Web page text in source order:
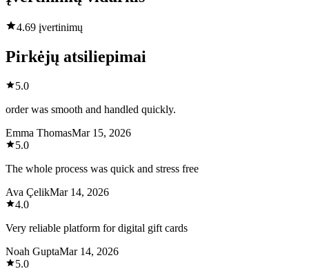
4.69 įvertinimų
Pirkėjų atsiliepimai
5.0
order was smooth and handled quickly.
Emma ThomasMar 15, 2026
5.0
The whole process was quick and stress free
Ava ÇelikMar 14, 2026
4.0
Very reliable platform for digital gift cards
Noah GuptaMar 14, 2026
5.0